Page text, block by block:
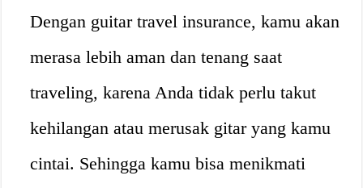
Dengan guitar travel insurance, kamu akan
merasa lebih aman dan tenang saat
traveling, karena Anda tidak perlu takut
kehilangan atau merusak gitar yang kamu
cintai. Sehingga kamu bisa menikmati